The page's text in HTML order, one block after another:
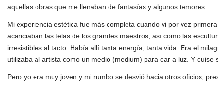
Francoise Quillien - art à Paris
aquellas obras que me llenaban de fantasías y algunos temores.
Mi experiencia estética fue más completa cuando vi por vez
acariciaban las telas de los grandes maestros, así como las
irresistibles al tacto. Había allí tanta energía, tanta vida. Era el
utilizaba al artista como un medio (medium) para dar a luz. Y quise
Pero yo era muy joven y mi rumbo se desvió hacia otros oficios,